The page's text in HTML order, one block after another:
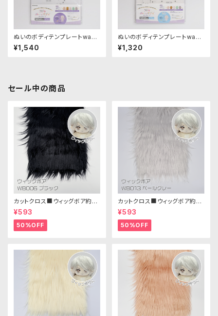
ぬいのボディテンプレートwaw
aちゃん15cm｜清原株式会社
¥1,540
ぬいのボディテンプレートwaw
aちゃん11cm｜清原株式会社
¥1,320
セール中の商品
カットクロス■ウィッグボア約8c
m(ブラック)WB006ボア生地 2
5cm × 45cm
¥593
50%OFF
カットクロス■ウィッグボア約8c
m(ペールグレー)WB013 ボア
生地 25cm × 45cm
¥593
50%OFF